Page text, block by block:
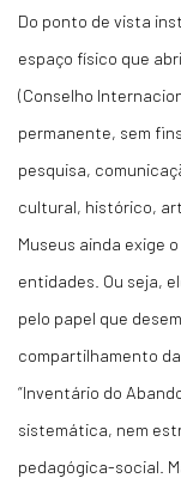
Do ponto de vista
espaço físico que
(Conselho
permanente, sem
pesquisa,
cultural, histórico,
Museus ainda exige
entidades. Ou seja,
pelo papel que
compartilhamento
“Inventário do
sistemática, nem
pedagógica-social.